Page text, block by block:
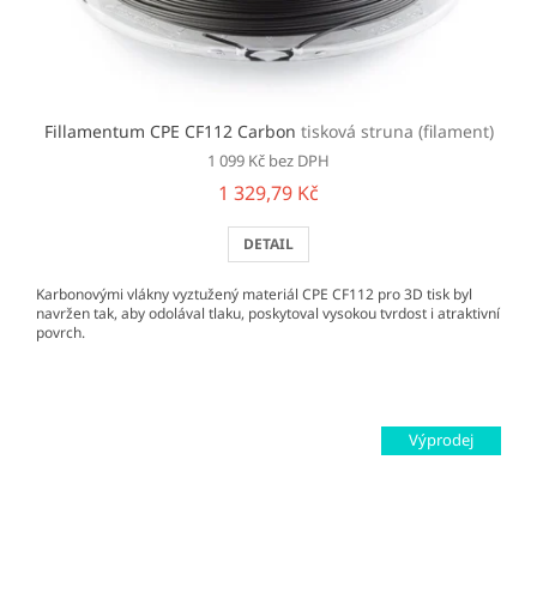
Fillamentum CPE CF112 Carbon tisková struna (filament)
1 099 Kč bez DPH
1 329,79 Kč
DETAIL
Karbonovými vlákny vyztužený materiál CPE CF112 pro 3D tisk byl
navržen tak, aby odolával tlaku, poskytoval vysokou tvrdost i atraktivní
povrch.
Výprodej